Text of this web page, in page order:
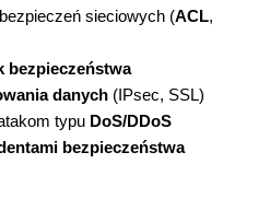
sieciowych (ACL,
bezpieczeństwa
danych (IPsec, SSL)
typu DoS/DDoS
bezpieczeństwa